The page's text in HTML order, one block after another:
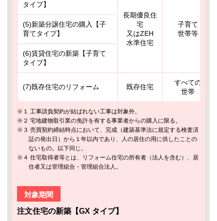
タイプ】
長期優良住
宅
又はZEH
水準住宅
子育て
世帯等
(5)新築分譲住宅の購入【子
育てタイプ】
(6)賃貸住宅の新築【子育て
タイプ】
(7)既存住宅のリフォーム 既存住宅
すべての
世帯
※１ 工事請負契約が結ばれない工事は対象外。
※２ 宅地建物取引業の免許を有する事業者からの購入に限る。
※３ 売買契約締結時点において、完成（建築基準法に規定する検査済
証の発出日）から１年以内であり、人の居住の用に供したことの
ないもの。以下同じ。
※４ 住宅取得者等とは、リフォーム住宅の所有者（法人を含む）、居
住者又は管理組合・管理組合法人。
対象期間
注文住宅の新築【GX タイプ】